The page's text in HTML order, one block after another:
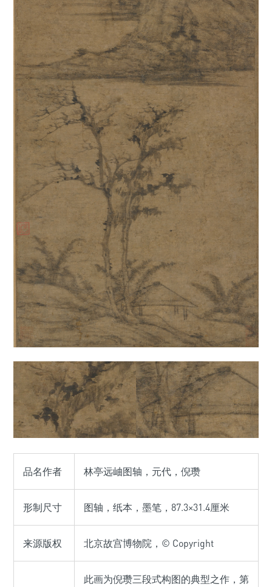
品名作者 林亭远岫图轴，元代，倪瓒
形制尺寸 图轴，纸本，墨笔，87.3×31.4厘米
来源版权 北京故宫博物院，© Copyright
此画为倪瓒三段式构图的典型之作，第